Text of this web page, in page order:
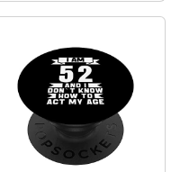
Intercambiable